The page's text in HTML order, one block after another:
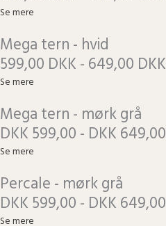
Se mere
Mega tern - hvid
599,00 DKK - 649,00 DKK
Se mere
Mega tern - mørk grå
DKK 599,00 - DKK 649,00
Se mere
Percale - mørk grå
DKK 599,00 - DKK 649,00
Se mere